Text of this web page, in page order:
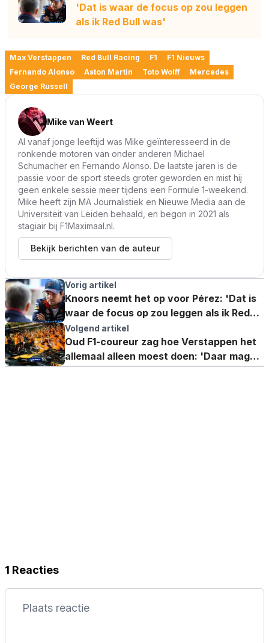
'Dat is waar de focus op zou leggen
als ik Red Bull was'
Max Verstappen Red Bull Racing F1
F1 Nieuws
Fernando Alonso
Aston Martin Toto Wolff
Mercedes
George Russell
Mike van Weert
Al vanaf jonge leeftijd was Mike geïnteresseerd in de
ronkende motoren van onder anderen Michael
Schumacher en Fernando Alonso. De laatste jaren is de
passie voor de sport steeds groter geworden en mist hij
geen enkele sessie meer tijdens een Formule 1-weekend.
Mike heeft zijn MA Journalistiek en Nieuwe Media aan de
Universiteit van Leiden behaald, en begon in 2021 als
stagiair bij F1Maximaal.nl.
Bekijk berichten van de auteur
Vorig artikel
Knoors neemt het op voor Pérez: 'Dat is
waar de focus op zou leggen als ik Red
Bull was'
Volgend artikel
Oud F1-coureur zag hoe Verstappen het
allemaal alleen moest doen: 'Daar mag
McLaren Pérez voor bedanken'
1 Reacties